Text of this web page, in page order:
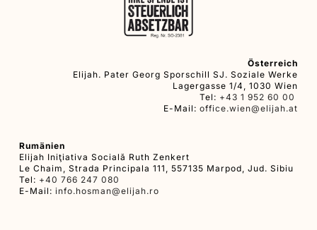
Österreich
Elijah. Pater Georg Sporschill SJ. Soziale Werke
Lagergasse 1/4, 1030 Wien
Tel: +43 1 952 60 00
E-Mail: office.wien@elijah.at
Rumänien
Elijah Iniţiativa Socială Ruth Zenkert
Le Chaim, Strada Principala 111, 557135 Marpod, Jud. Sibiu
Tel: +40 766 247 080
E-Mail: info.hosman@elijah.ro